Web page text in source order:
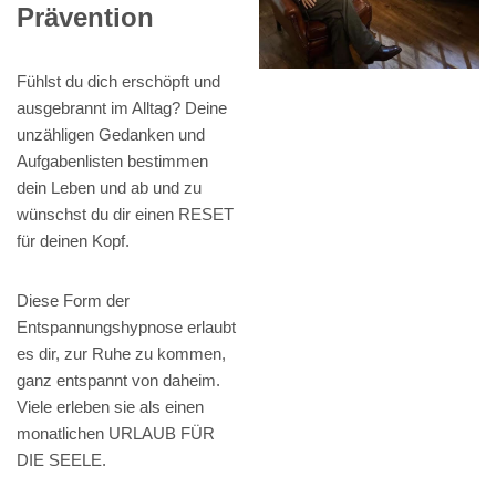
Prävention
Fühlst du dich erschöpft und
ausgebrannt im Alltag? Deine
unzähligen Gedanken und
Aufgabenlisten bestimmen
dein Leben und ab und zu
wünschst du dir einen RESET
für deinen Kopf.
Diese Form der
Entspannungshypnose erlaubt
es dir, zur Ruhe zu kommen,
ganz entspannt von daheim.
Viele erleben sie als einen
monatlichen URLAUB FÜR
DIE SEELE.